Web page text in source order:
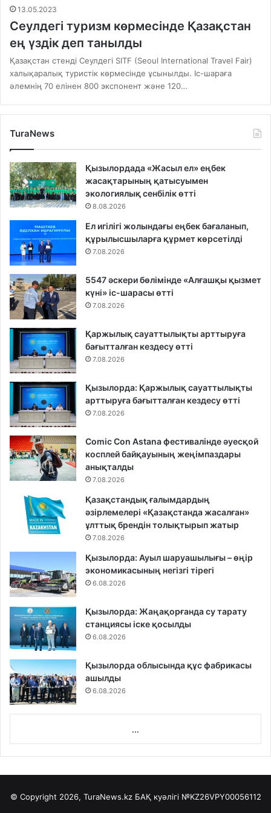
13.05.2023
Сеулдегі туризм көрмесінде Қазақстан
ең үздік деп танылды
Қазақстан стенді Сеулдегі SITF (Seoul International Travel Fair)
халықаралық туристік көрмесінде ұсынылды. Іс-шараға
әлемнің 70 елінен 800 экспонент және 120…
TuraNews
Қызылордада «Жасыл ел» еңбек
жасақтарының қатысуымен
экологиялық сенбілік өтті
8.08.2026
Ел игілігі жолындағы еңбек бағаланып,
құрылысшыларға құрмет көрсетілді
7.08.2026
5547 әскери бөлімінде «Алғашқы қызмет
күні» іс-шарасы өтті
7.08.2026
Қаржылық сауаттылықты арттыруға
бағытталған кездесу өтті
7.08.2026
Қызылорда: Қаржылық сауаттылықты
арттыруға бағытталған кездесу өтті
7.08.2026
Comic Con Astana фестивалінде әуесқой
косплей байқауының жеңімпаздары
анықталды
7.08.2026
Қазақстандық ғалымдардың
әзірлемелері «Қазақстанда жасалған»
ұлттық брендін толықтырып жатыр
7.08.2026
Қызылорда: Ауыл шаруашылығы – өңір
экономикасының негізгі тірегі
6.08.2026
Қызылорда: Жаңақорғанда су тарату
станциясы іске қосылды
6.08.2026
Қызылорда облысында құс фабрикасы
ашылды
6.08.2026
...
© Copyright 2026, TuraNews.kz БАҚ куәлігі №KZ26VPY00056112